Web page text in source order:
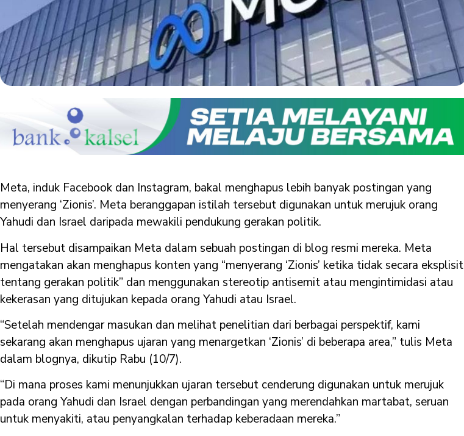
Meta, induk Facebook dan Instagram, bakal menghapus lebih banyak postingan yang
menyerang ‘Zionis’. Meta beranggapan istilah tersebut digunakan untuk merujuk orang
Yahudi dan Israel daripada mewakili pendukung gerakan politik.
Hal tersebut disampaikan Meta dalam sebuah postingan di blog resmi mereka. Meta
mengatakan akan menghapus konten yang “menyerang ‘Zionis’ ketika tidak secara eksplisit
tentang gerakan politik” dan menggunakan stereotip antisemit atau mengintimidasi atau
kekerasan yang ditujukan kepada orang Yahudi atau Israel.
“Setelah mendengar masukan dan melihat penelitian dari berbagai perspektif, kami
sekarang akan menghapus ujaran yang menargetkan ‘Zionis’ di beberapa area,” tulis Meta
dalam blognya, dikutip Rabu (10/7).
“Di mana proses kami menunjukkan ujaran tersebut cenderung digunakan untuk merujuk
pada orang Yahudi dan Israel dengan perbandingan yang merendahkan martabat, seruan
untuk menyakiti, atau penyangkalan terhadap keberadaan mereka.”